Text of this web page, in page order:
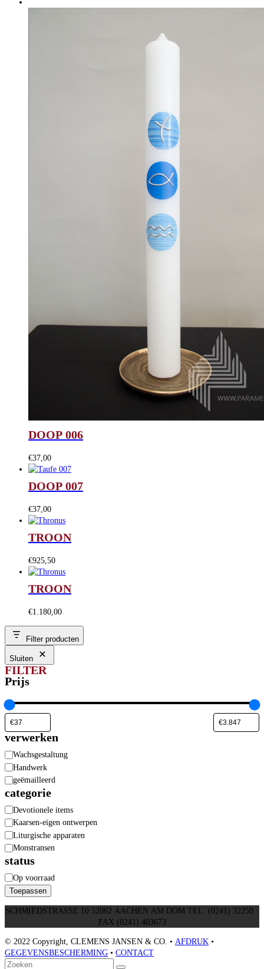
DOOP 006
€37,00
DOOP 007
€37,00
TROON
€925,50
TROON
€1.180,00
Filter producten
Sluiten
FILTER
Prijs
verwerken
verwerken
Wachsgestaltung
Handwerk
geëmailleerd
categorie
Categorie
Devotionele items
Kaarsen-eigen ontwerpen
Liturgische apparaten
Monstransen
status
Beschikbaarheid
Op voorraad
Toepassen
SCHMIEDSTRASSE 10 52062 AACHEN AM DOM TEL. (0241) 32250 ·
FAX (0241) 403673
© 2022 Copyright, CLEMENS JANSEN & CO. • AFDRUK •
GEGEVENSBESCHERMING • CONTACT
Terug
Zoeken